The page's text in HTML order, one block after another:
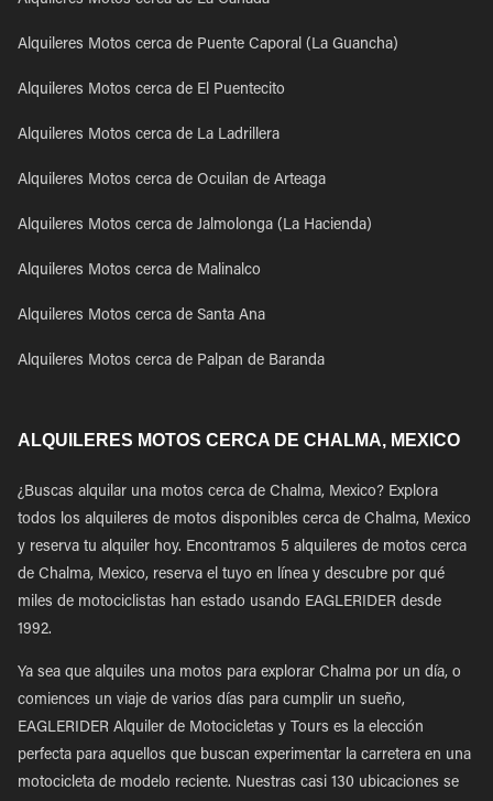
Alquileres Motos cerca de Puente Caporal (La Guancha)
Alquileres Motos cerca de El Puentecito
Alquileres Motos cerca de La Ladrillera
Alquileres Motos cerca de Ocuilan de Arteaga
Alquileres Motos cerca de Jalmolonga (La Hacienda)
Alquileres Motos cerca de Malinalco
Alquileres Motos cerca de Santa Ana
Alquileres Motos cerca de Palpan de Baranda
ALQUILERES MOTOS CERCA DE CHALMA, MEXICO
¿Buscas alquilar una motos cerca de Chalma, Mexico? Explora
todos los alquileres de motos disponibles cerca de Chalma, Mexico
y reserva tu alquiler hoy. Encontramos 5 alquileres de motos cerca
de Chalma, Mexico, reserva el tuyo en línea y descubre por qué
miles de motociclistas han estado usando EAGLERIDER desde
1992.
Ya sea que alquiles una motos para explorar Chalma por un día, o
comiences un viaje de varios días para cumplir un sueño,
EAGLERIDER Alquiler de Motocicletas y Tours es la elección
perfecta para aquellos que buscan experimentar la carretera en una
motocicleta de modelo reciente. Nuestras casi 130 ubicaciones se